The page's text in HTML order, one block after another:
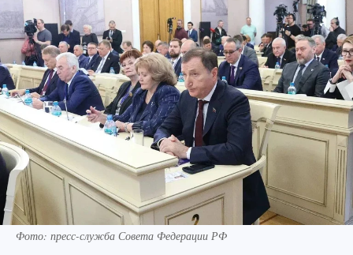
Фото: пресс-служба Совета Федерации РФ